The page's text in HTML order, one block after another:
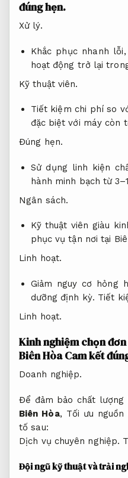
đúng hẹn.
Xử lý.
Khắc phục nhanh lỗi,
hoạt động trở lại
Kỹ thuật viên.
Tiết kiệm chi phí so
đặc biệt với máy còn
Đúng hẹn.
Sử dụng linh kiện
hành minh bạch từ
Ngân sách.
Kỹ thuật viên giàu
phục vụ tận nơi tại
Linh hoạt.
Giảm nguy cơ hỏng
dưỡng định kỳ. Tiết
Linh hoạt.
Kinh nghiệm chọn
Biên HòaCam kết
Doanh nghiệp.
Để đảm bảo chất lượng
Biên Hòa, Tối ưu nguồn
tố sau:
Dịch vụ chuyên nghiệp.
Đội ngũ kỹ thuật và trải